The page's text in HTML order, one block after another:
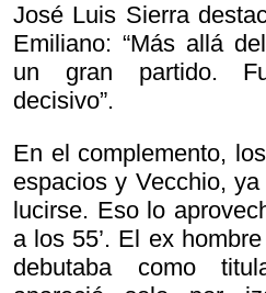
José Luis Sierra
Emiliano: “Más allá
un gran partido.
decisivo”.
En el complemento,
espacios y Vecchio,
lucirse. Eso lo
a los 55’. El ex
debutaba como